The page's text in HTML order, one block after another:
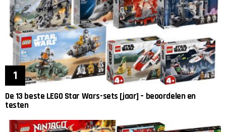
De 13 beste LEGO Star Wars-sets [jaar] – beoordelen en
testen